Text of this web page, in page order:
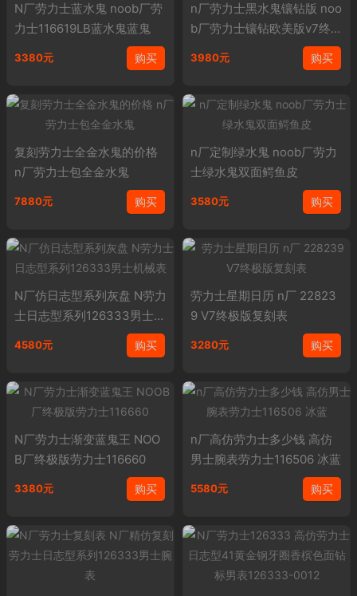
N厂劳力士蓝水鬼 noob厂劳
力士116619LB蓝水鬼蓝鬼
3380元 购买
n厂劳力士黑水鬼镶钻版 noo
b厂劳力士镶钻欧美版v7终极
3980元 购买
复刻劳力士全金水鬼的价格
n厂劳力士包全金水鬼
7880元 购买
n厂定制绿水鬼 noob厂劳力
士绿水鬼双面鳄鱼皮
3580元 购买
N厂仿日志型系列灰盘 N劳力
士日志型系列126333男士机
4580元 购买
劳力士星期日历 n厂 22823
9 V7终极版复刻表
3280元 购买
N厂劳力士渐变蓝鬼王 NOO
B厂终极版劳力士116660
3380元 购买
n厂高仿劳力士多少钱 高仿
男士腕表劳力士116506 冰蓝
5580元 购买